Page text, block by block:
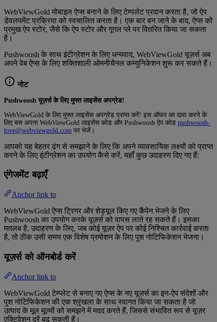
WebViewGold मोबाइल ऐप्स बनाने के लिए टेम्पलेट प्रदान करता है, जो ऐप
डेवलपमेंट प्रक्रिया को स्वचालित करता है। एक बार बन जाने के बाद, ऐप्स को
प्रमुख ऐप स्टोर, जैसे कि ऐप स्टोर और गूगल प्ले पर वितरित किया जा सकता
है।
Pushwoosh के साथ इंटीग्रेशन के लिए धन्यवाद, WebViewGold यूज़र्स अब
अपने वेब ऐप्स के लिए शक्तिशाली ओमनीचैनल कम्युनिकेशन शुरू कर सकते हैं।
नोट
Pushwoosh यूज़र्स के लिए मुफ्त लाइसेंस अपग्रेड!
WebViewGold के लिए मुफ्त लाइसेंस अपग्रेड प्राप्त करें! इस ऑफर का दावा करने के
लिए बस अपना WebViewGold लाइसेंस कोड और Pushwoosh ऐप कोड pushwoosh-
love@webviewgold.com पर भेजें।
आपको यह बेहतर ढंग से समझाने के लिए कि अपने व्यावसायिक लक्ष्यों को प्राप्त
करने के लिए इंटीग्रेशन का उपयोग कैसे करें, यहाँ कुछ उदाहरण दिए गए हैं:
एंगेजमेंट बढ़ाएँ
Anchor link to
WebViewGold ऐप्स ट्रिगर और शेड्यूल किए गए कैंपेन भेजने के लिए
Pushwoosh का उपयोग करके यूज़र्स को वापस लाते रह सकते हैं। इसका
मतलब है, उदाहरण के लिए, जब कोई यूज़र ऐप पर कोई निश्चित कार्रवाई करता
है, तो ठीक उसी समय एक विशेष प्रमोशन के लिए पुश नोटिफिकेशन भेजना।
यूज़र्स को ऑनबोर्ड करें
Anchor link to
WebViewGold टेम्प्लेट से बनाए गए ऐप्स के नए यूज़र्स का इन-ऐप संदेशों और
पुश नोटिफिकेशन की एक श्रृंखला के साथ स्वागत किया जा सकता है जो
उत्पाद के मूल मूल्यों को समझने में मदद करते हैं, जिससे संभावित रूप से यूज़र
एक्टिवेशन दरें बढ़ सकती हैं।